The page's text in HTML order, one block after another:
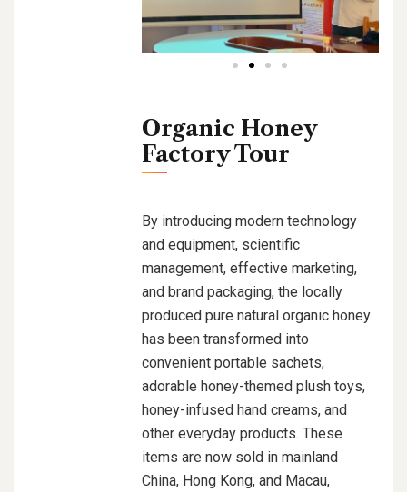
Organic Honey
Factory Tour
By introducing modern technology
and equipment, scientific
management, effective marketing,
and brand packaging, the locally
produced pure natural organic honey
has been transformed into
convenient portable sachets,
adorable honey-themed plush toys,
honey-infused hand creams, and
other everyday products. These
items are now sold in mainland
China, Hong Kong, and Macau,